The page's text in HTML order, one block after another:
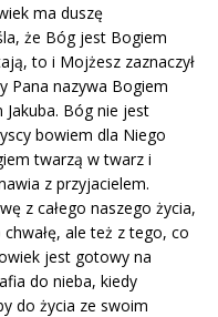
ma duszę
że Bóg jest Bogiem
to i Mojżesz zaznaczył
Pana nazywa Bogiem
Bóg nie jest
bowiem dla Niego
twarzą w twarz i
z przyjacielem.
z całego naszego życia,
ale też z tego, co
jest gotowy na
do nieba, kiedy
do życia ze swoim